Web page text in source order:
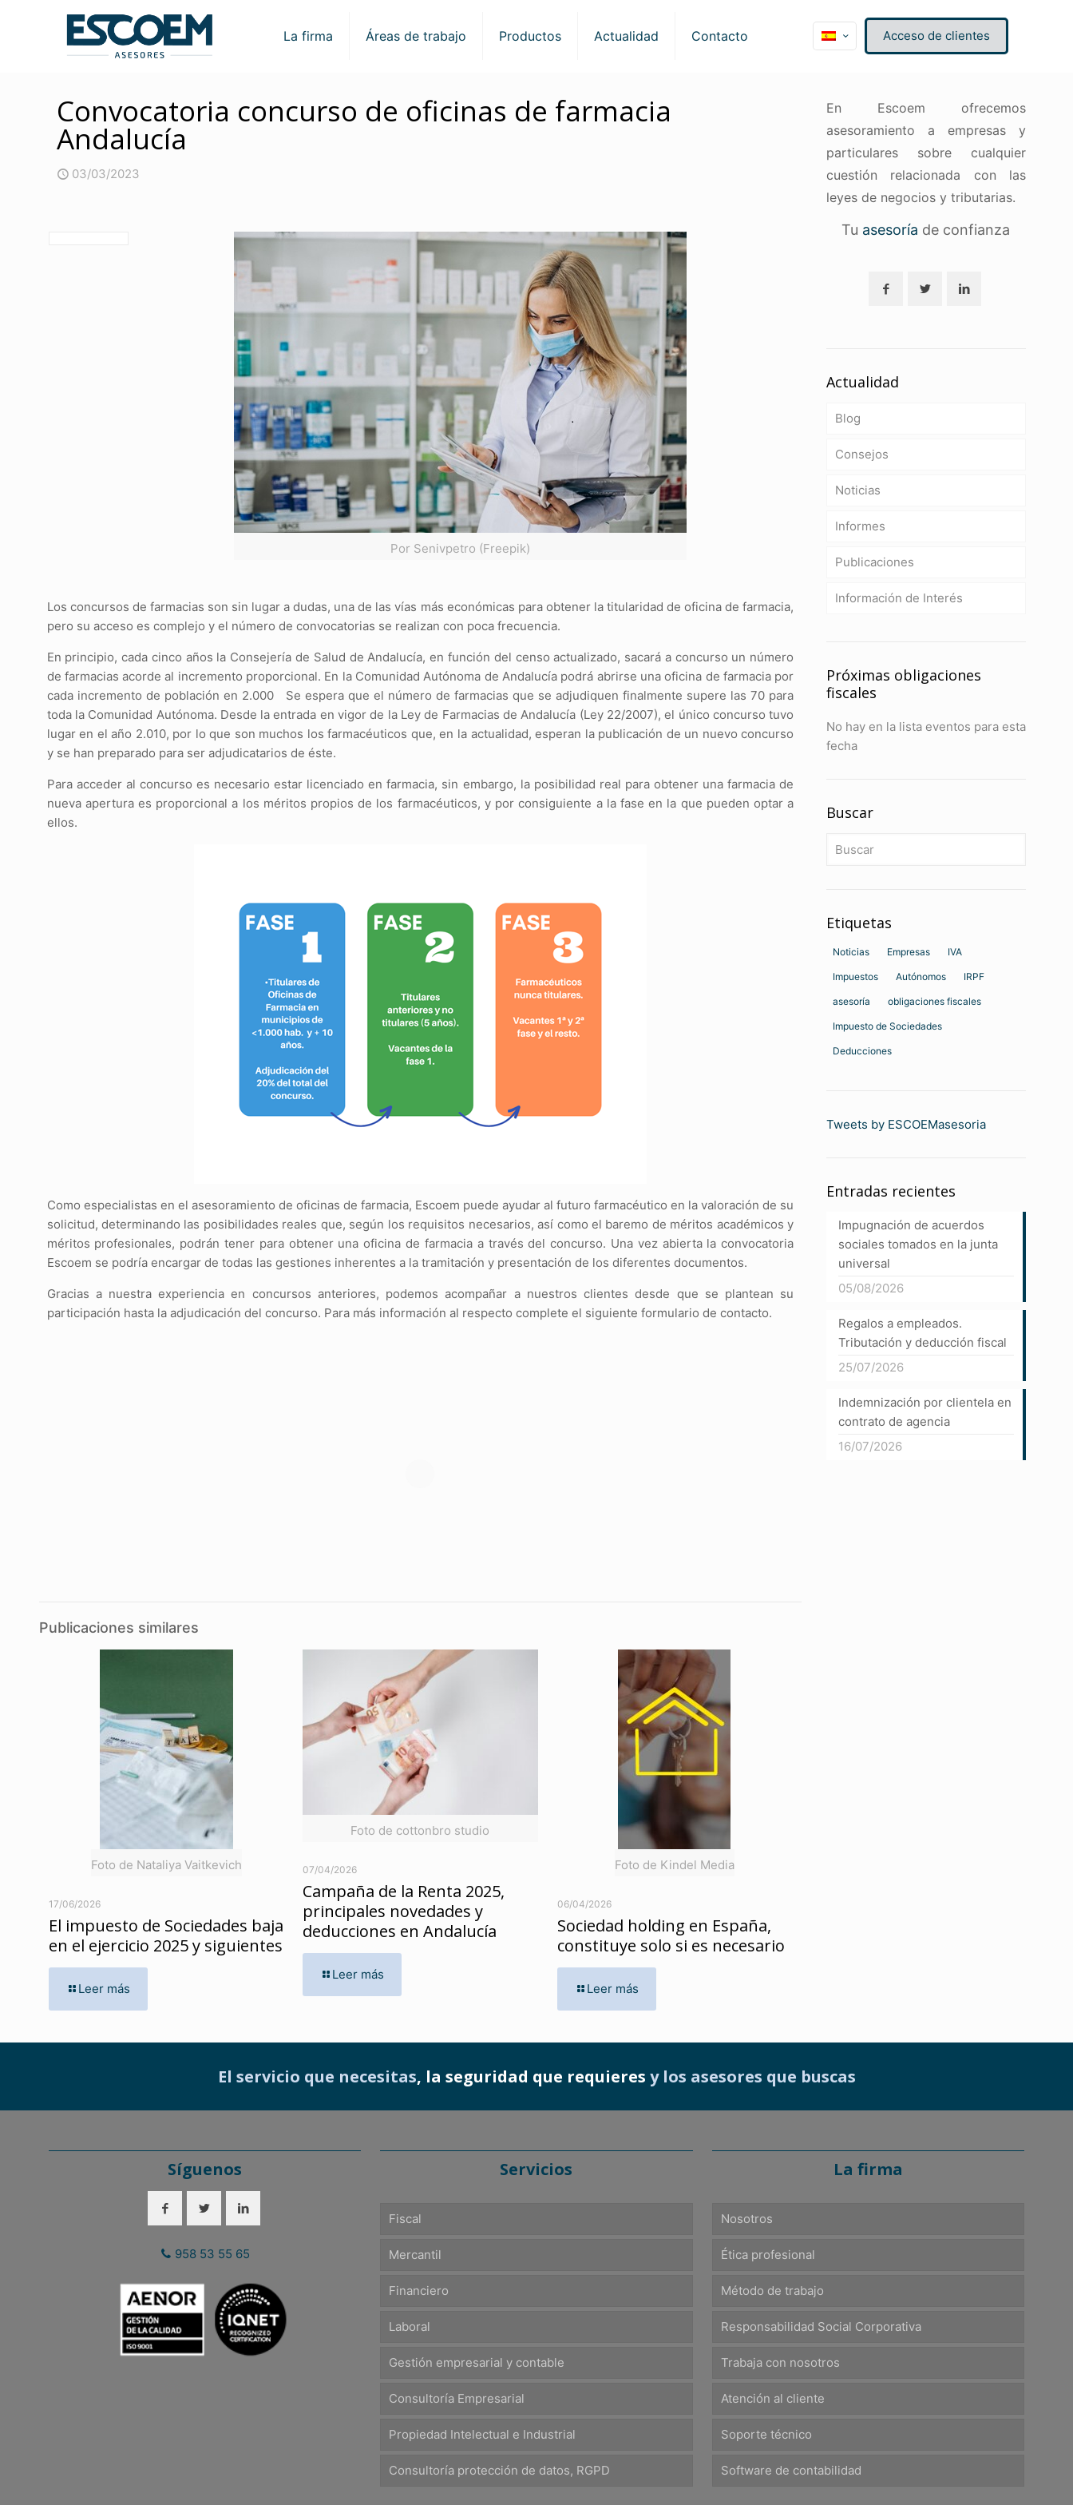
La firma Áreas de trabajo Productos Actualidad Contacto Acceso de clientes
Convocatoria concurso de oficinas de farmacia
Andalucía
03/03/2023
Por Senivpetro (Freepik)
Los concursos de farmacias son sin lugar a dudas, una de las vías más económicas para obtener la titularidad de oficina de farmacia,
pero su acceso es complejo y el número de convocatorias se realizan con poca frecuencia.
En principio, cada cinco años la Consejería de Salud de Andalucía, en función del censo actualizado, sacará a concurso un número
de farmacias acorde al incremento proporcional. En la Comunidad Autónoma de Andalucía podrá abrirse una oficina de farmacia por
cada incremento de población en 2.000 Se espera que el número de farmacias que se adjudiquen finalmente supere las 70 para
toda la Comunidad Autónoma. Desde la entrada en vigor de la Ley de Farmacias de Andalucía (Ley 22/2007), el único concurso tuvo
lugar en el año 2.010, por lo que son muchos los farmacéuticos que, en la actualidad, esperan la publicación de un nuevo concurso
y se han preparado para ser adjudicatarios de éste.
Para acceder al concurso es necesario estar licenciado en farmacia, sin embargo, la posibilidad real para obtener una farmacia de
nueva apertura es proporcional a los méritos propios de los farmacéuticos, y por consiguiente a la fase en la que pueden optar a
ellos.
Como especialistas en el asesoramiento de oficinas de farmacia, Escoem puede ayudar al futuro farmacéutico en la valoración de su
solicitud, determinando las posibilidades reales que, según los requisitos necesarios, así como el baremo de méritos académicos y
méritos profesionales, podrán tener para obtener una oficina de farmacia a través del concurso. Una vez abierta la convocatoria
Escoem se podría encargar de todas las gestiones inherentes a la tramitación y presentación de los diferentes documentos.
Gracias a nuestra experiencia en concursos anteriores, podemos acompañar a nuestros clientes desde que se plantean su
participación hasta la adjudicación del concurso. Para más información al respecto complete el siguiente formulario de contacto.
Publicaciones similares
Foto de Nataliya Vaitkevich
17/06/2026
El impuesto de Sociedades baja
en el ejercicio 2025 y siguientes
Leer más
Foto de cottonbro studio
07/04/2026
Campaña de la Renta 2025,
principales novedades y
deducciones en Andalucía
Leer más
Foto de Kindel Media
06/04/2026
Sociedad holding en España,
constituye solo si es necesario
Leer más
En Escoem ofrecemos
asesoramiento a empresas y
particulares sobre cualquier
cuestión relacionada con las
leyes de negocios y tributarias.
Tu asesoría de confianza
Actualidad
Blog
Consejos
Noticias
Informes
Publicaciones
Información de Interés
Próximas obligaciones
fiscales
No hay en la lista eventos para esta
fecha
Buscar
Etiquetas
Noticias Empresas IVA
Impuestos Autónomos IRPF
asesoría obligaciones fiscales
Impuesto de Sociedades
Deducciones
Tweets by ESCOEMasesoria
Entradas recientes
Impugnación de acuerdos
sociales tomados en la junta
universal
05/08/2026
Regalos a empleados.
Tributación y deducción fiscal
25/07/2026
Indemnización por clientela en
contrato de agencia
16/07/2026
El servicio que necesitas, la seguridad que requieres y los asesores que buscas
Síguenos
958 53 55 65
Servicios
Fiscal
Mercantil
Financiero
Laboral
Gestión empresarial y contable
Consultoría Empresarial
Propiedad Intelectual e Industrial
Consultoría protección de datos, RGPD
La firma
Nosotros
Ética profesional
Método de trabajo
Responsabilidad Social Corporativa
Trabaja con nosotros
Atención al cliente
Soporte técnico
Software de contabilidad